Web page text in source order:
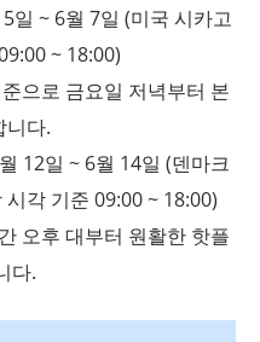
일 ~ 6월 7일 (미국 시카고
~ 18:00)
으로 금요일 저녁부터 본
니다.
12일 ~ 6월 14일 (덴마크
각 기준 09:00 ~ 18:00)
오후 대부터 원활한 핫플
다.